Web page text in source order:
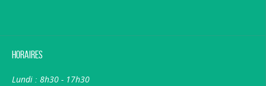
Horaires
Lundi : 8h30 - 17h30